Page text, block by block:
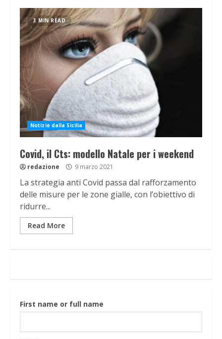
3 MIN READ
Notizie dalla Sicilia
Covid, il Cts: modello Natale per i weekend
redazione 9 marzo 2021
La strategia anti Covid passa dal rafforzamento
delle misure per le zone gialle, con l’obiettivo di
ridurre...
Read More
First name or full name